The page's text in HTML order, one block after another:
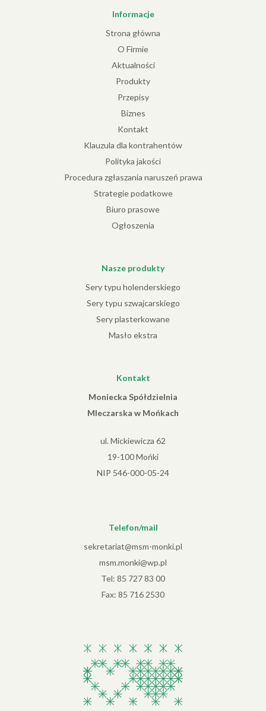
Informacje
Strona główna
O Firmie
Aktualności
Produkty
Przepisy
Biznes
Kontakt
Klauzula dla kontrahentów
Polityka jakości
Procedura zgłaszania naruszeń prawa
Strategie podatkowe
Biuro prasowe
Ogłoszenia
Nasze produkty
Sery typu holenderskiego
Sery typu szwajcarskiego
Sery plasterkowane
Masło ekstra
Kontakt
Moniecka Spółdzielnia
Mleczarska w Mońkach
ul. Mickiewicza 62
19-100 Mońki
NIP 546-000-05-24
Telefon/mail
sekretariat@msm-monki.pl
msm.monki@wp.pl
Tel: 85 727 83 00
Fax: 85 716 2530